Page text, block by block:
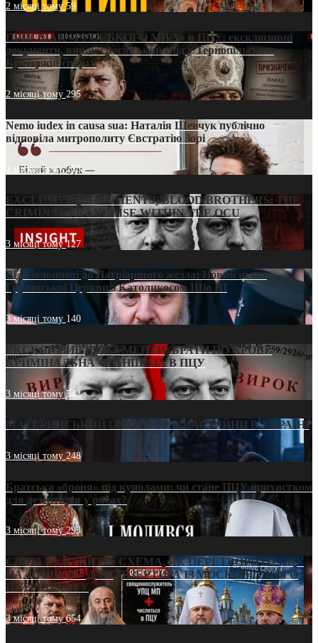
2 місяці тому59
ПРИСМАК «РУССЬКОГО МІРА» в ПЦУ: ексклюзивні
документи, вирок і російський слід у Тернопільсько-
Бучацькій єпархії
2 місяці тому 295
Nemo iudex in causa sua: Наталія Шевчук публічно
відповіла митрополиту Євстратію Зорі
3 місяці тому213
EXCLUSIVE (DOCUMENTS)/BLOOD BROTHERS: THE
CRIMINAL FRANCHISE WITHIN THE OCU
3 місяці тому127
Від віолончелі до Патріаршого жезла: Новий шлях
Грузинської Церкви з Католикосом Шіо III
3 місяці тому 140
ЕКСКЛЮЗИВ (ДОКУМЕНТИ)/БРАТИ ПО КРОВІ:
КРИМІНАЛЬНА ФРАНШИЗА В ПЦУ
3 місяці тому542
МАТЕРИНСЬКИЙ ОМОРФОР В ЧАС ВІЙНИ В УКРАЇНІ
3 місяці тому248
Братська «броня» під куполами: чи стане ПЦУ прихистком
для дезертирів у рясах?
3 місяці тому293
СВЯТІ УХИЛЯНТИ: СХЕМА, ЯК ПЕРЕТВОРИТИ ПЦУ
НА «ОФШОР» ДЛЯ ДЕЗЕРТИРА ІЗ МОСКОВСЬКОГО
ПАТРІАРХАТУ
3 місяці тому654